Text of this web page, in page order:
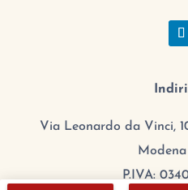
Via Leonardo da Vinci,
P.IVA: